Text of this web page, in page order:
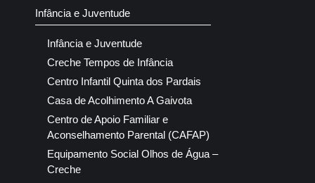
Infância e Juventude
Infância e Juventude
Creche Tempos de Infância
Centro Infantil Quinta dos Pardais
Casa de Acolhimento A Gaivota
Centro de Apoio Familiar e
Aconselhamento Parental (CAFAP)
Equipamento Social Olhos de Água –
Creche